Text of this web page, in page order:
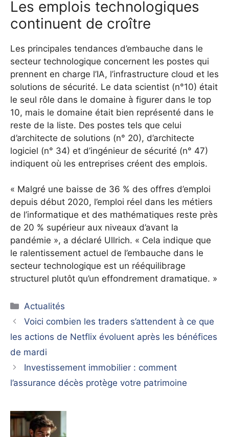
Les emplois technologiques
continuent de croître
Les principales tendances d’embauche dans le
secteur technologique concernent les postes qui
prennent en charge l’IA, l’infrastructure cloud et les
solutions de sécurité. Le data scientist (n°10) était
le seul rôle dans le domaine à figurer dans le top
10, mais le domaine était bien représenté dans le
reste de la liste. Des postes tels que celui
d’architecte de solutions (n° 20), d’architecte
logiciel (n° 34) et d’ingénieur de sécurité (n° 47)
indiquent où les entreprises créent des emplois.
« Malgré une baisse de 36 % des offres d’emploi
depuis début 2020, l’emploi réel dans les métiers
de l’informatique et des mathématiques reste près
de 20 % supérieur aux niveaux d’avant la
pandémie », a déclaré Ullrich. « Cela indique que
le ralentissement actuel de l’embauche dans le
secteur technologique est un rééquilibrage
structurel plutôt qu’un effondrement dramatique. »
Catégories
Actualités
Voici combien les traders s’attendent à ce que
les actions de Netflix évoluent après les bénéfices
de mardi
Investissement immobilier : comment
l’assurance décès protège votre patrimoine